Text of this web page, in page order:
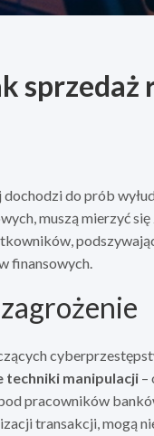
do prób
muszą mierzyć
finansowych.
techniki manipulacji –
pracowników
transakcji, mogą